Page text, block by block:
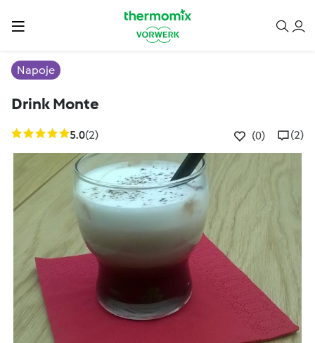
Napoje
Drink Monte
5.0(2) (0) (2)